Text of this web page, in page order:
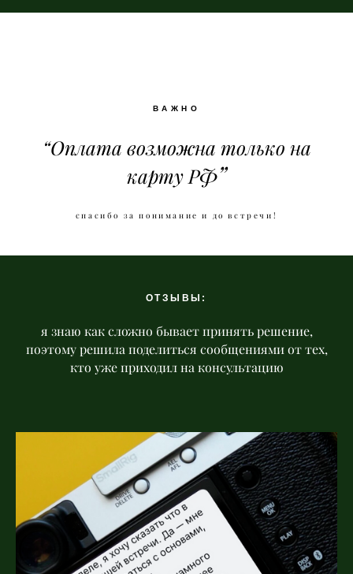
ВАЖНО
“Оплата возможна только на
карту РФ”
спасибо за понимание и до встречи!
ОТЗЫВЫ:
я знаю как сложно бывает принять решение,
поэтому решила поделиться сообщениями от тех,
кто уже приходил на консультацию